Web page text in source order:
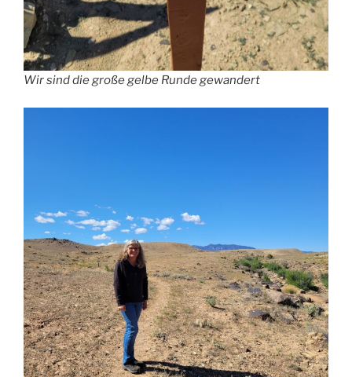
Wir sind die große gelbe Runde gewandert